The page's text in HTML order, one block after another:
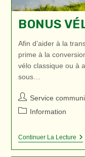
BONUS
Afin d’aider à la
prime à la
vélo classique ou à
sous…
Auteur/autrice
de
Service
PostInformation
Continuer La Lecture